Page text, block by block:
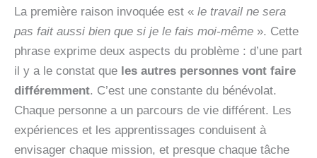
La première raison invoquée est « le travail ne sera
pas fait aussi bien que si je le fais moi-même ». Cette
phrase exprime deux aspects du problème : d’une part
il y a le constat que les autres personnes vont faire
différemment. C’est une constante du bénévolat.
Chaque personne a un parcours de vie différent. Les
expériences et les apprentissages conduisent à
envisager chaque mission, et presque chaque tâche